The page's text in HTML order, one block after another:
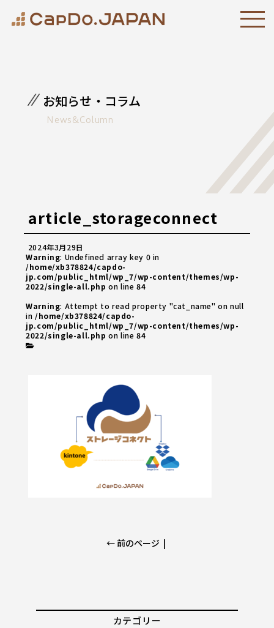
お知らせ・コラム
News&Column
article_storageconnect
2024年3月29日
Warning: Undefined array key 0 in
/home/xb378824/capdo-
jp.com/public_html/wp_7/wp-content/themes/wp-
2022/single-all.php on line84
Warning: Attempt to read property "cat_name" on null
in/home/xb378824/capdo-
jp.com/public_html/wp_7/wp-content/themes/wp-
2022/single-all.php on line84
← 前のページ |
カテゴリー